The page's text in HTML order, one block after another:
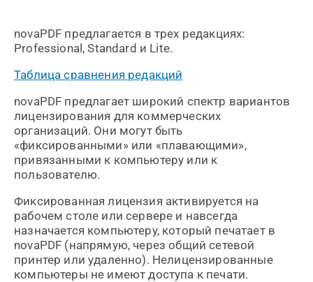
novaPDF предлагается в трех редакциях:
Professional, Standard и Lite.
Таблица сравнения редакций
novaPDF предлагает широкий спектр вариантов
лицензирования для коммерческих
организаций. Они могут быть
«фиксированными» или «плавающими»,
привязанными к компьютеру или к
пользователю.
Фиксированная лицензия активируется на
рабочем столе или сервере и навсегда
назначается компьютеру, который печатает в
novaPDF (напрямую, через общий сетевой
принтер или удаленно). Нелицензированные
компьютеры не имеют доступа к печати.